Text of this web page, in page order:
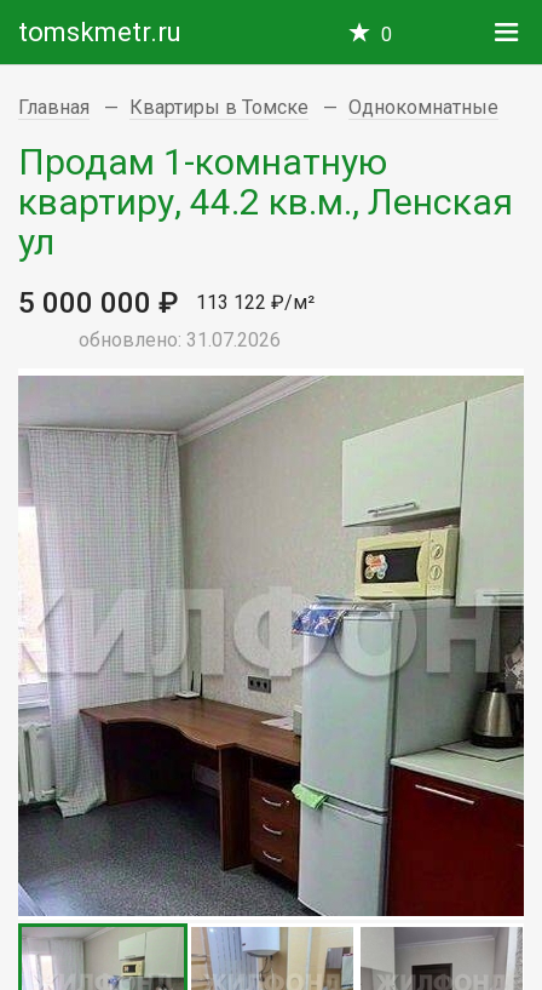
tomskmetr.ru 0
Главная Квартиры в Томске Однокомнатные
Продам 1-комнатную
квартиру, 44.2 кв.м., Ленская
ул
5 000 000 ₽
113 122 ₽/м²
обновлено: 31.07.2026